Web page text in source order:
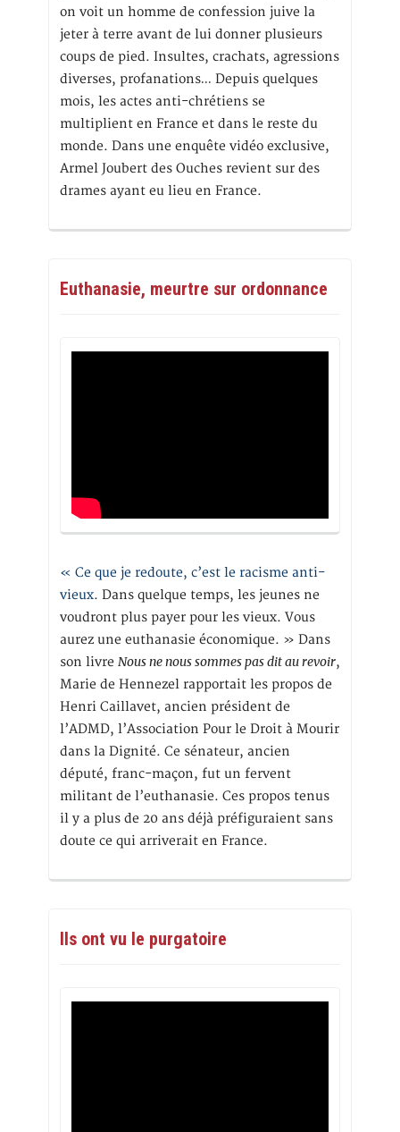
on voit un homme de confession juive la
jeter à terre avant de lui donner plusieurs
coups de pied. Insultes, crachats, agressions
diverses, profanations… Depuis quelques
mois, les actes anti-chrétiens se
multiplient en France et dans le reste du
monde. Dans une enquête vidéo exclusive,
Armel Joubert des Ouches revient sur des
drames ayant eu lieu en France.
Euthanasie, meurtre sur ordonnance
« Ce que je redoute, c’est le racisme anti-
vieux. Dans quelque temps, les jeunes ne
voudront plus payer pour les vieux. Vous
aurez une euthanasie économique. » Dans
son livre Nous ne nous sommes pas dit au revoir,
Marie de Hennezel rapportait les propos de
Henri Caillavet, ancien président de
l’ADMD, l’Association Pour le Droit à Mourir
dans la Dignité. Ce sénateur, ancien
député, franc-maçon, fut un fervent
militant de l’euthanasie. Ces propos tenus
il y a plus de 20 ans déjà préfiguraient sans
doute ce qui arriverait en France.
Ils ont vu le purgatoire